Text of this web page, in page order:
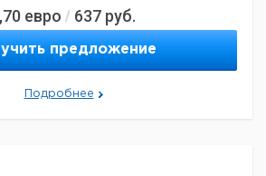
евро / 637 руб.
предложение
Подробнее